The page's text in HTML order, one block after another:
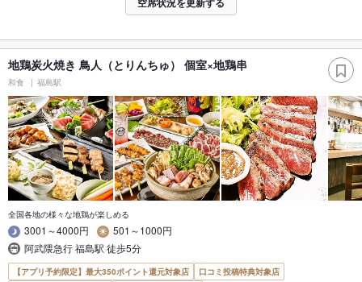
地鶏炭火焼き 鳥人（とりんちゅ） 個室×地鶏串
和食 福島駅
全国各地の様々な地鶏が楽しめる
3001～4000円
501～1000円
阿武隈急行 福島駅 徒歩5分
【アプリ予約限定】最大350ポイント還元対象店
口コミ投稿特典対象店